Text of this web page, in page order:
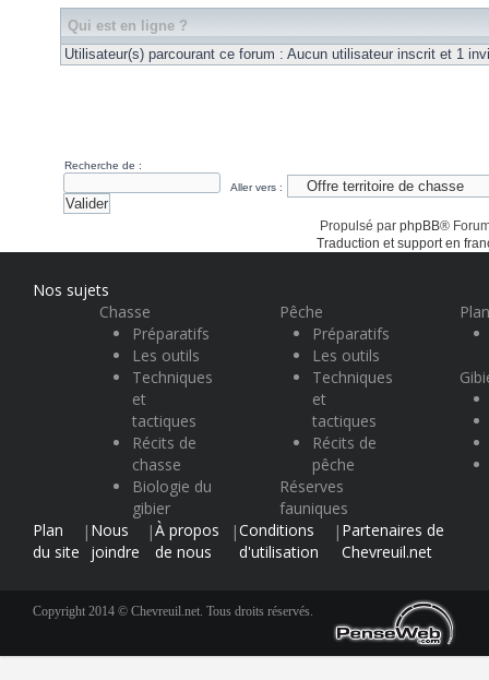
Qui est en ligne ?
Utilisateur(s) parcourant ce forum : Aucun utilisateur inscrit et 1
Recherche de :
Aller vers :
Propulsé par phpBB®
Traduction et support en
Nos sujets
Chasse
Préparatifs
Les outils
Techniques
et
tactiques
Récits de
chasse
Biologie du
gibier
Pêche
Préparatifs
Les outils
Techniques
et
tactiques
Récits de
pêche
Réserves
fauniques
Plan
du site
| Nous
joindre
|À propos
de nous
|Conditions
d'utilisation
| Partenaires de
Chevreuil.net
Copyright 2014 © Chevreuil.net. Tous droits réservés.